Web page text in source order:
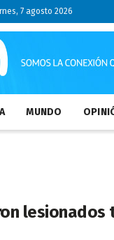
7 agosto 2026
MUNDO